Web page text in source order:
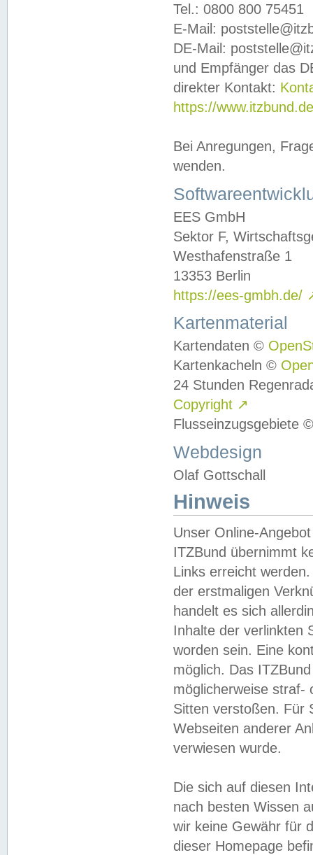
Tel.: 0800 800 75451
E-Mail:
DE-Mail:
und Empfänger das
direkter Kontakt:
https://
Bei Anregungen,
wenden.
EES GmbH
Sektor F,
Westhafenstraße 1
13353 Berlin
https://ees-gmbh.de/
Kartenmaterial
Kartendaten ©
Kartenkacheln ©
24 Stunden
Copyright ↗
Flusseinzugsgebiete
Webdesign
Olaf Gottschall
Hinweis
Unser Online-
ITZBund übernimmt
Links erreicht
der erstmaligen
handelt es sich
Inhalte der verlinkten
worden sein. Eine
möglich. Das
möglicherweise straf-
Sitten verstoßen. Für
Webseiten anderer
verwiesen wurde.
Die sich auf diesen
nach besten Wissen
wir keine Gewähr für
dieser Homepage